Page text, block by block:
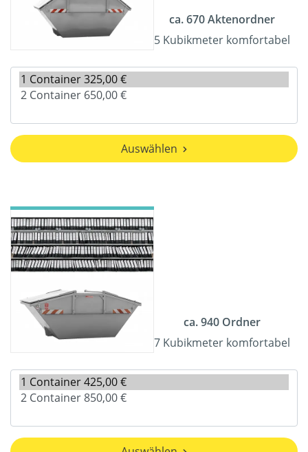
ca. 670 Aktenordner
5 Kubikmeter komfortabel
Auswählen
ca. 940 Ordner
7 Kubikmeter komfortabel